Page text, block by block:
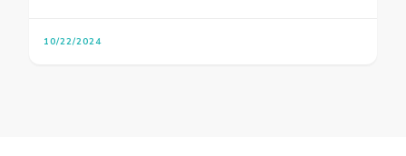
10/22/2024